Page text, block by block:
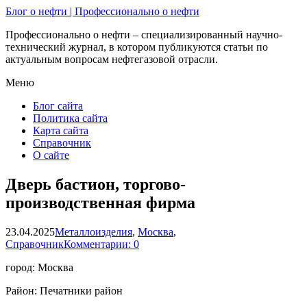
Блог о нефти | Профессионально о нефти
Профессионально о нефти – специализированный научно-
технический журнал, в котором публикуются статьи по
актуальным вопросам нефтегазовой отрасли.
Меню
Блог сайта
Политика сайта
Карта сайта
Справочник
О сайте
Дверь бастион, торгово-
производственная фирма
23.04.2025Металлоизделия, Москва,
СправочникКомментарии: 0
город: Москва
Район: Печатники район